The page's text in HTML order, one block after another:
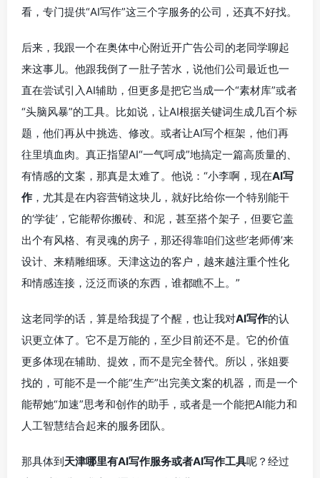
看，专门提供“AI写作”这三个字服务的公司，还真不好找。
后来，我跟一个在奥体中心附近开广告公司的老同学聊起
来这事儿。他跟我倒了一肚子苦水，说他们公司最近也一
直在尝试引入AI辅助，但更多是把它当成一个“素材库”或者
“头脑风暴”的工具。比如说，让AI根据关键词生成几百个标
题，他们再从中挑选、修改。或者让AI写个框架，他们再
往里填血肉。真正指望AI“一气呵成”地搞定一篇高质量的、
有情感的文案，那真是太难了。他说：“小李啊，现在AI写
作 ，尤其是在内容营销这块儿，就好比给你一个特别能干
的‘学徒’，它能帮你搬砖、和泥，甚至搭个架子，但要它盖
出个有风格、有灵魂的房子，那还得靠咱们这些‘老师傅’来
设计、来精雕细琢。天津这边的客户，越来越注重个性化
和情感连接，泛泛而谈的东西，谁都瞧不上。”
这老同学的话，算是给我提了个醒，也让我对AI写作的认
识更立体了。它不是万能的，至少目前还不是。它的价值
更多体现在辅助、提效，而不是完全替代。所以，张姐要
找的，可能不是一个能“生产”出完美文案的机器，而是一个
能帮她“加速”思考和创作的助手，或者是一个能把AI能力和
人工智慧结合起来的服务团队。
那具体到天津哪里有AI写作服务或者AI写作工具呢？经过